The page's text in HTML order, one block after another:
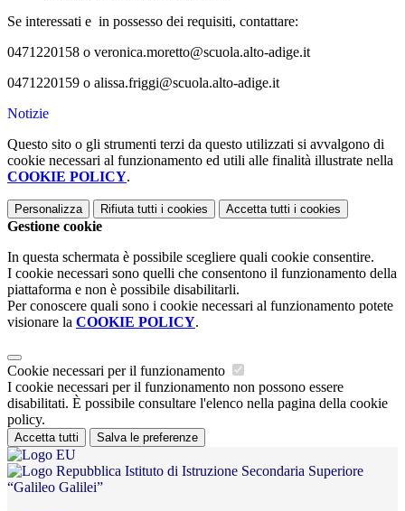
Se interessati e in possesso dei requisiti, contattare:
0471220158 o veronica.moretto@scuola.alto-adige.it
0471220159 o alissa.friggi@scuola.alto-adige.it
Notizie
Questo sito o gli strumenti terzi da questo utilizzati si avvalgono di
cookie necessari al funzionamento ed utili alle finalità illustrate nella
COOKIE POLICY.
Personalizza Rifiuta tutti i cookies Accetta tutti i cookies
Gestione cookie
In questa schermata è possibile scegliere quali cookie consentire.
I cookie necessari sono quelli che consentono il funzionamento della
piattaforma e non è possibile disabilitarli.
Per conoscere quali sono i cookie necessari al funzionamento potete
visionare la COOKIE POLICY.
Cookie necessari per il funzionamento
I cookie necessari per il funzionamento non possono essere
disabilitati. È possibile consultare l'elenco nella pagina della cookie
policy.
Accetta tutti Salva le preferenze
Istituto di Istruzione Secondaria Superiore
“Galileo Galilei”